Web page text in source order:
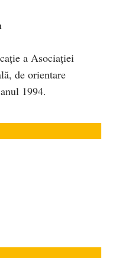
a Asociaţiei
de orientare
1994.